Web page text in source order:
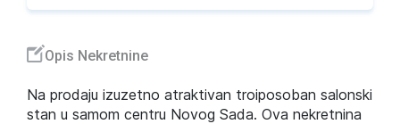
Opis Nekretnine
Na prodaju izuzetno atraktivan troiposoban salonski
stan u samom centru Novog Sada. Ova nekretnina